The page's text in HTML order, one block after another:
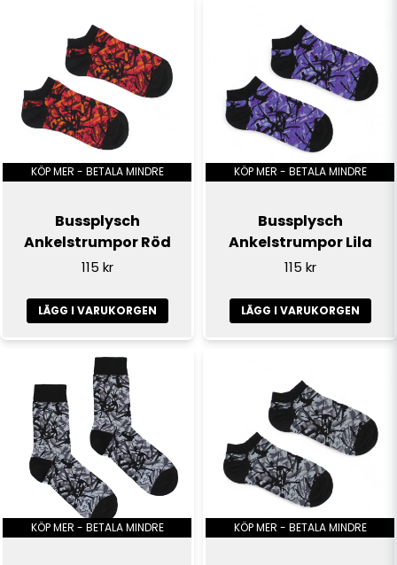
KÖP MER - BETALA MINDRE
Bussplysch
Ankelstrumpor Röd
115 kr
LÄGG I VARUKORGEN
KÖP MER - BETALA MINDRE
Bussplysch
Ankelstrumpor Lila
115 kr
LÄGG I VARUKORGEN
KÖP MER - BETALA MINDRE KÖP MER - BETALA MINDRE